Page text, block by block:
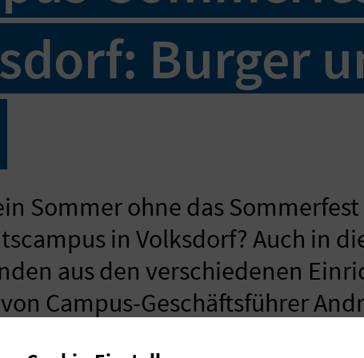
Burger
Sommer ohne das
in Volksdorf? Auch in
aus den verschiedenen
Campus-Geschäftsführer